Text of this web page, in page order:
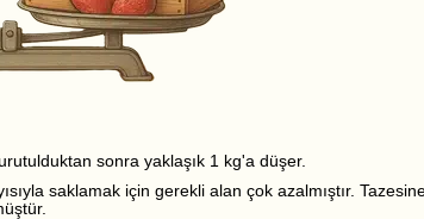
sonra yaklaşık 1 kg'a düşer.
saklamak için gerekli alan çok azalmıştır.